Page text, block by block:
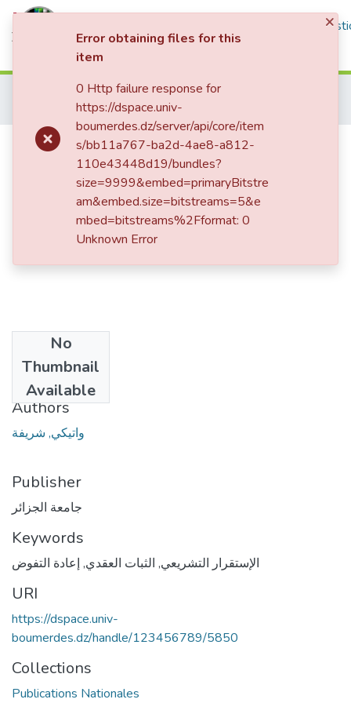
Publications Scientifiques
Publications Nationales
البنود الوقائية للضمان لتفادي التحكيم
في منازعات العقود الدولية للمحروقات
No
Thumbnail
Available
2018
Authors
واتيكي, شريفة
Publisher
جامعة الجزائر
Keywords
الإستقرار التشريعي, الثبات العقدي,إعادة التفوض
URI
https://dspace.univ-
boumerdes.dz/handle/123456789/5850
Collections
Publications Nationales
×
Error obtaining files for this
item
0 Http failure response for
https://dspace.univ-
boumerdes.dz/server/api/core/item
s/bb11a767-ba2d-4ae8-a812-
110e43448d19/bundles?
size=9999&embed=primaryBitstre
am&embed.size=bitstreams=5&e
mbed=bitstreams%2Fformat: 0
Unknown Error